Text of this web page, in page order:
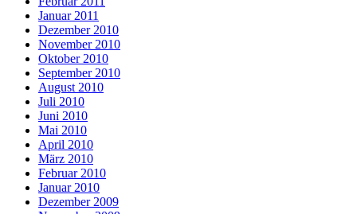
Januar 2011
Dezember 2010
November 2010
Oktober 2010
September 2010
August 2010
Juli 2010
Juni 2010
Mai 2010
April 2010
März 2010
Februar 2010
Januar 2010
Dezember 2009